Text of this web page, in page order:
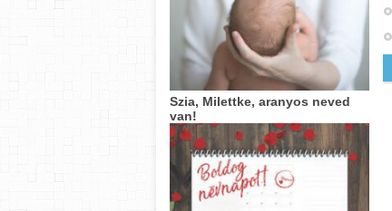
Szia, Milettke, aranyos neved
van!